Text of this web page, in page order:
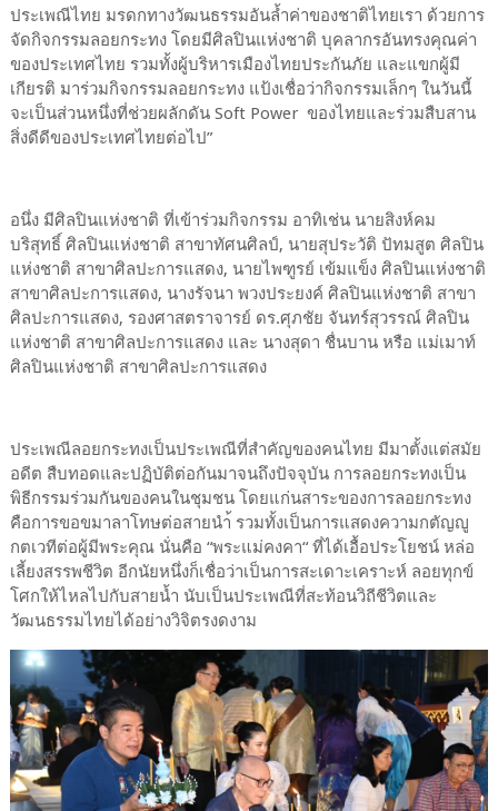
ประเพณีไทย มรดกทางวัฒนธรรมอันล้ำค่าของชาติไทยเรา ด้วยการ
จัดกิจกรรมลอยกระทง โดยมีศิลปินแห่งชาติ บุคลากรอันทรงคุณค่า
ของประเทศไทย รวมทั้งผู้บริหารเมืองไทยประกันภัย และแขกผู้มี
เกียรติ มาร่วมกิจกรรมลอยกระทง แป้งเชื่อว่ากิจกรรมเล็กๆ ในวันนี้
จะเป็นส่วนหนึ่งที่ช่วยผลักดัน Soft Power ของไทยและร่วมสืบสาน
สิ่งดีดีของประเทศไทยต่อไป”
อนึ่ง มีศิลปินแห่งชาติ ที่เข้าร่วมกิจกรรม อาทิเช่น นายสิงห์คม
บริสุทธิ์ ศิลปินแห่งชาติ สาขาทัศนศิลป์, นายสุประวัติ ปัทมสูต ศิลปิน
แห่งชาติ สาขาศิลปะการแสดง, นายไพฑูรย์ เข้มแข็ง ศิลปินแห่งชาติ
สาขาศิลปะการแสดง, นางรัจนา พวงประยงค์ ศิลปินแห่งชาติ สาขา
ศิลปะการแสดง, รองศาสตราจารย์ ดร.ศุภชัย จันทร์สุวรรณ์ ศิลปิน
แห่งชาติ สาขาศิลปะการแสดง และ นางสุดา ชื่นบาน หรือ แม่เมาท์
ศิลปินแห่งชาติ สาขาศิลปะการแสดง
ประเพณีลอยกระทงเป็นประเพณีที่สำคัญของคนไทย มีมาตั้งแต่สมัย
อดีต สืบทอดและปฏิบัติต่อกันมาจนถึงปัจจุบัน การลอยกระทงเป็น
พิธีกรรมร่วมกันของคนในชุมชน โดยแก่นสาระของการลอยกระทง
คือการขอขมาลาโทษต่อสายนำ้ รวมทั้งเป็นการแสดงความกตัญญู
กตเวทีต่อผู้มีพระคุณ นั่นคือ “พระแม่คงคา“ ที่ได้เอื้อประโยชน์ หล่อ
เลี้ยงสรรพชีวิต อีกนัยหนึ่งก็เชื่อว่าเป็นการสะเดาะเคราะห์ ลอยทุกข์
โศกให้ไหลไปกับสายน้ำ นับเป็นประเพณีที่สะท้อนวิถีชีวิตและ
วัฒนธรรมไทยได้อย่างวิจิตรงดงาม